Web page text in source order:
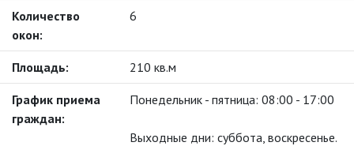
Количество
окон:
6
Площадь: 210 кв.м
График приема
граждан:
Понедельник - пятница: 08:00 - 17:00
Выходные дни: суббота, воскресенье.